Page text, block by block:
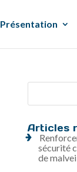
Présentation
Articles
sécurité
de